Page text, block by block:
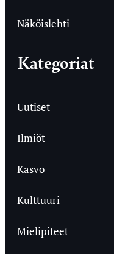
Näköislehti
Kategoriat
Uutiset
Ilmiöt
Kasvo
Kulttuuri
Mielipiteet